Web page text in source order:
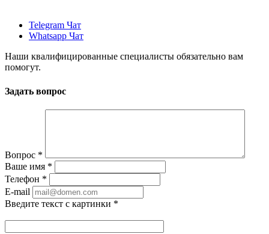
Telegram Чат
Whatsapp Чат
Наши квалифицированные специалисты обязательно вам
помогут.
Задать вопрос
Вопрос *
Ваше имя *
Телефон *
E-mail
Введите текст с картинки *